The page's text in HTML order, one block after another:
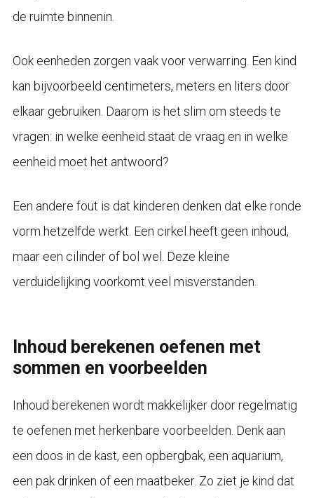
de ruimte binnenin.
Ook eenheden zorgen vaak voor verwarring. Een kind
kan bijvoorbeeld centimeters, meters en liters door
elkaar gebruiken. Daarom is het slim om steeds te
vragen: in welke eenheid staat de vraag en in welke
eenheid moet het antwoord?
Een andere fout is dat kinderen denken dat elke ronde
vorm hetzelfde werkt. Een cirkel heeft geen inhoud,
maar een cilinder of bol wel. Deze kleine
verduidelijking voorkomt veel misverstanden.
Inhoud berekenen oefenen met
sommen en voorbeelden
Inhoud berekenen wordt makkelijker door regelmatig
te oefenen met herkenbare voorbeelden. Denk aan
een doos in de kast, een opbergbak, een aquarium,
een pak drinken of een maatbeker. Zo ziet je kind dat